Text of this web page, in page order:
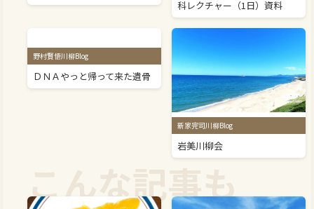
科レクチャー（1日）資料
野村賢悟川柳Blog
ＤＮＡやっと帰って来た遺骨
新家完司川柳Blog
岩美川柳会
こんな記事も